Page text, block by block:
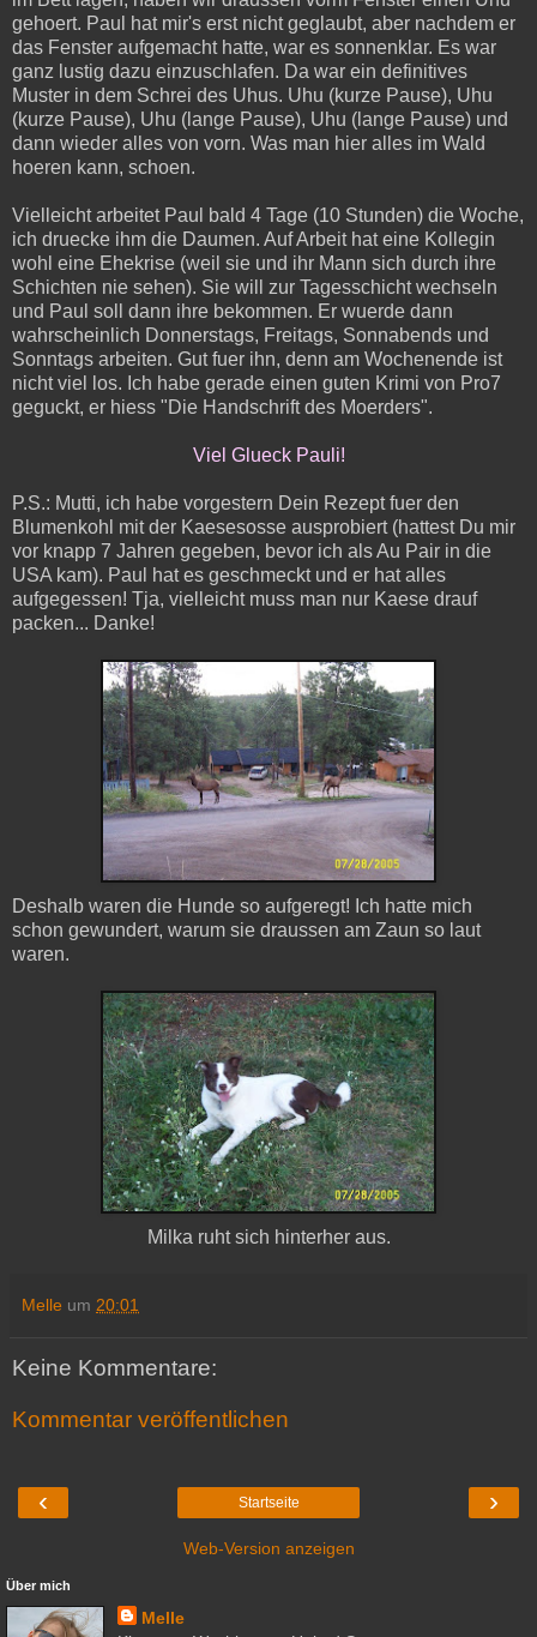
gehoert. Paul hat mir's erst nicht geglaubt, aber nachdem er
das Fenster aufgemacht hatte, war es sonnenklar. Es war
ganz lustig dazu einzuschlafen. Da war ein definitives
Muster in dem Schrei des Uhus. Uhu (kurze Pause), Uhu
(kurze Pause), Uhu (lange Pause), Uhu (lange Pause) und
dann wieder alles von vorn. Was man hier alles im Wald
hoeren kann, schoen.
Vielleicht arbeitet Paul bald 4 Tage (10 Stunden) die Woche,
ich druecke ihm die Daumen. Auf Arbeit hat eine Kollegin
wohl eine Ehekrise (weil sie und ihr Mann sich durch ihre
Schichten nie sehen). Sie will zur Tagesschicht wechseln
und Paul soll dann ihre bekommen. Er wuerde dann
wahrscheinlich Donnerstags, Freitags, Sonnabends und
Sonntags arbeiten. Gut fuer ihn, denn am Wochenende ist
nicht viel los. Ich habe gerade einen guten Krimi von Pro7
geguckt, er hiess "Die Handschrift des Moerders".
Viel Glueck Pauli!
P.S.: Mutti, ich habe vorgestern Dein Rezept fuer den
Blumenkohl mit der Kaesesosse ausprobiert (hattest Du mir
vor knapp 7 Jahren gegeben, bevor ich als Au Pair in die
USA kam). Paul hat es geschmeckt und er hat alles
aufgegessen! Tja, vielleicht muss man nur Kaese drauf
packen... Danke!
Deshalb waren die Hunde so aufgeregt! Ich hatte mich
schon gewundert, warum sie draussen am Zaun so laut
waren.
Milka ruht sich hinterher aus.
Melle um 20:01
Keine Kommentare:
Kommentar veröffentlichen
‹ ›
Startseite
Web-Version anzeigen
Über mich
Melle